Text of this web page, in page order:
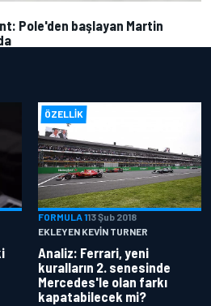
Pole'den başlayan Martin
ÖZELLIK
FORMULA 113 Şub 2018
EKLEYEN KEVIN TURNER
Analiz: Ferrari, yeni
kuralların 2. senesinde
Mercedes'le olan farkı
kapatabilecek mi?